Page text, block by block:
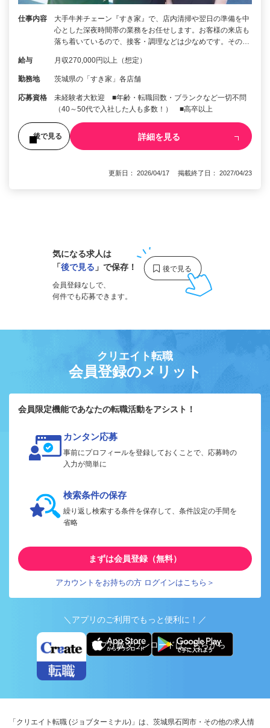
仕事内容
大手牛丼チェーン『すき家』で、店内清掃や翌日の準備を中
心とした深夜時間帯の業務をお任せします。お客様の来店も
落ち着いているので、接客・調理などは少なめです。その…
給与 月収270,000円以上（想定）
勤務地 茨城県の「すき家」各店舗
応募資格
未経験者大歓迎 ■年齢・転職回数・ブランクなど一切不問
（40～50代で入社した人も多数！） ■高卒以上
後で見る 詳細を見る
更新日： 2026/04/17 掲載終了日： 2027/04/23
気になる求人は
「後で見る 」で保存！
会員登録なしで、
何件でも応募できます。
クリエイト転職
会員登録のメリット
会員限定機能であなたの転職活動をアシスト！
カンタン応募
事前にプロフィールを登録しておくことで、応募時の
入力が簡単に
検索条件の保存
繰り返し検索する条件を保存して、条件設定の手間を
省略
まずは会員登録（無料）
アカウントをお持ちの方 ログインはこちら＞
＼アプリのご利用でもっと便利に！／
アプリ版ダウンロードはこちらから
「クリエイト転職 (ジョブターミナル)」は、茨城県石岡市・その他の求人情